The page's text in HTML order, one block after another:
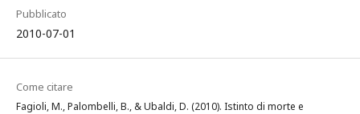
Pubblicato
2010-07-01
Come citare
Fagioli, M., Palombelli, B., & Ubaldi, D. (2010). Istinto di morte e